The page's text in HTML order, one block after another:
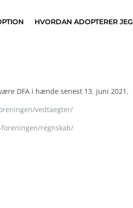
HVORDAN ADOPTERER JEG
DFA i hænde senest 13. juni 2021.
vedtaegter/
regnskab/